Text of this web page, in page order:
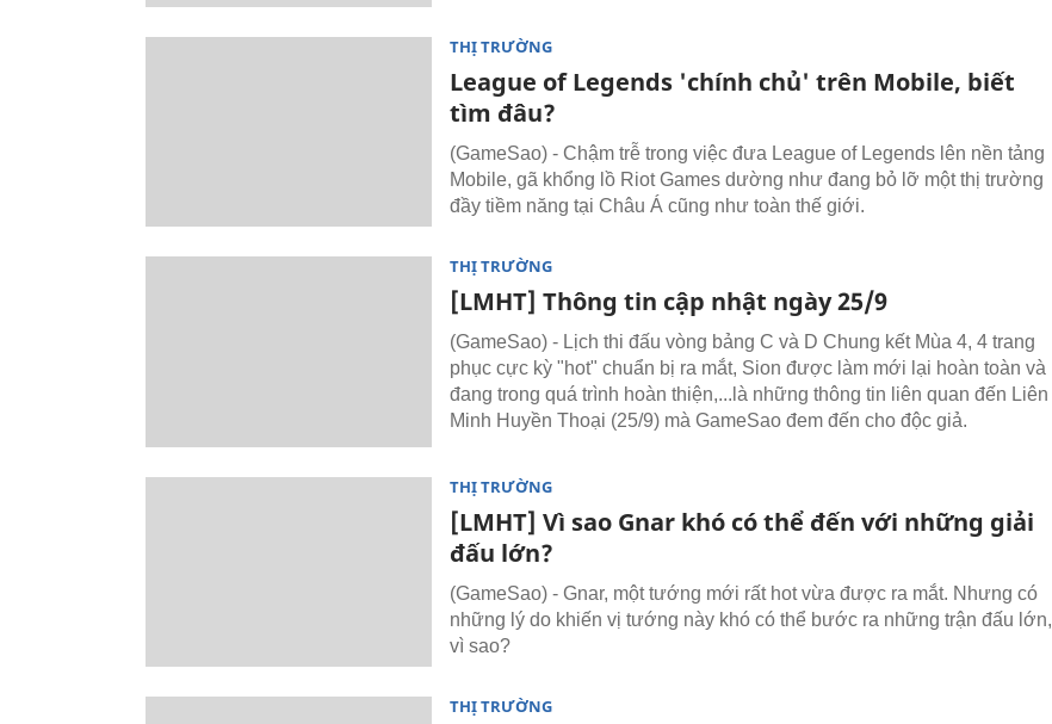
THỊ TRƯỜNG
League of Legends 'chính chủ' trên Mobile, biết
tìm đâu?
(GameSao) - Chậm trễ trong việc đưa League of Legends lên nền tảng
Mobile, gã khổng lồ Riot Games dường như đang bỏ lỡ một thị trường
đầy tiềm năng tại Châu Á cũng như toàn thế giới.
THỊ TRƯỜNG
[LMHT] Thông tin cập nhật ngày 25/9
(GameSao) - Lịch thi đấu vòng bảng C và D Chung kết Mùa 4, 4 trang
phục cực kỳ "hot" chuẩn bị ra mắt, Sion được làm mới lại hoàn toàn và
đang trong quá trình hoàn thiện,...là những thông tin liên quan đến Liên
Minh Huyền Thoại (25/9) mà GameSao đem đến cho độc giả.
THỊ TRƯỜNG
[LMHT] Vì sao Gnar khó có thể đến với những giải
đấu lớn?
(GameSao) - Gnar, một tướng mới rất hot vừa được ra mắt. Nhưng có
những lý do khiến vị tướng này khó có thể bước ra những trận đấu lớn,
vì sao?
THỊ TRƯỜNG